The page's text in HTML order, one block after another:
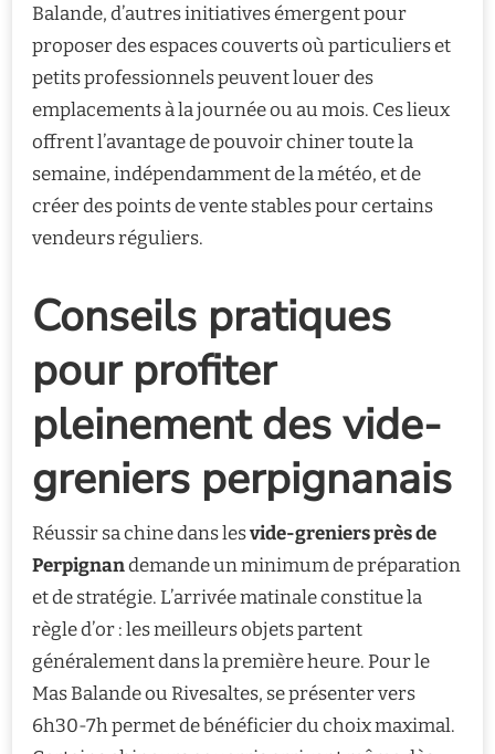
Balande, d’autres initiatives émergent pour
proposer des espaces couverts où particuliers et
petits professionnels peuvent louer des
emplacements à la journée ou au mois. Ces lieux
offrent l’avantage de pouvoir chiner toute la
semaine, indépendamment de la météo, et de
créer des points de vente stables pour certains
vendeurs réguliers.
Conseils pratiques
pour profiter
pleinement des vide-
greniers perpignanais
Réussir sa chine dans lesvide-greniers près de
Perpignandemande un minimum de préparation
et de stratégie. L’arrivée matinale constitue la
règle d’or : les meilleurs objets partent
généralement dans la première heure. Pour le
Mas Balande ou Rivesaltes, se présenter vers
6h30-7h permet de bénéficier du choix maximal.